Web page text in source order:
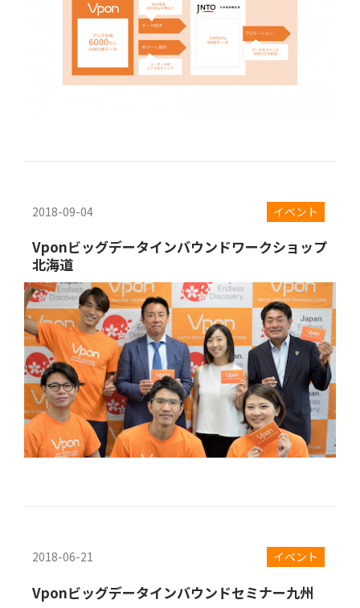
2018-09-04 イベント
Vponビッグデータインバウンドワークショップ
北海道
2018-06-21 イベント
Vponビッグデータインバウンドセミナー九州